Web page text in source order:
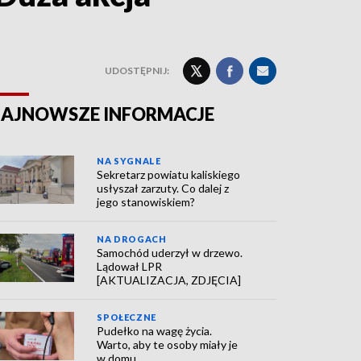
UDOSTĘPNIJ:
INFORMACJE
NA SYGNALE
Sekretarz powiatu kaliskiego
usłyszał zarzuty. Co dalej z
jego stanowiskiem?
NA DROGACH
Samochód uderzył w drzewo.
Lądował LPR
[AKTUALIZACJA, ZDJĘCIA]
SPOŁECZNE
Pudełko na wagę życia.
Warto, aby te osoby miały je
w domu